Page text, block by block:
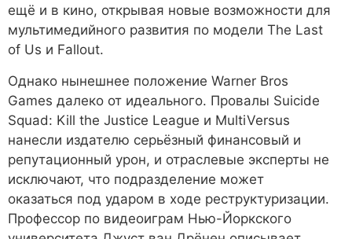
ещё и в кино, открывая новые возможности для
мультимедийного развития по модели The Last
of Us и Fallout.
Однако нынешнее положение Warner Bros
Games далеко от идеального. Провалы Suicide
Squad: Kill the Justice League и MultiVersus
нанесли издателю серьёзный финансовый и
репутационный урон, и отраслевые эксперты не
исключают, что подразделение может
оказаться под ударом в ходе реструктуризации.
Профессор по видеоиграм Нью-Йоркского